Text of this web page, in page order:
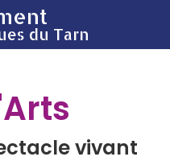
du Tarn
vivant